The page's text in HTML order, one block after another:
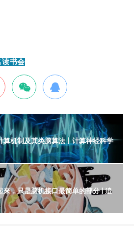
读书会
算机制及其类脑算法丨计算神经科学
来，只是脑机接口最简单的部分 | 追